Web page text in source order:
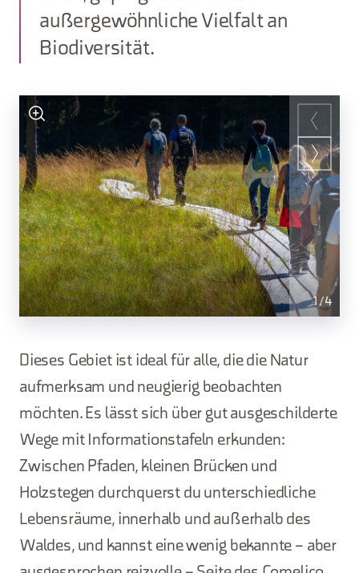
außergewöhnliche Vielfalt an
Biodiversität.
1 /4
Dieses Gebiet ist ideal für alle, die die Natur
aufmerksam und neugierig beobachten
möchten. Es lässt sich über gut ausgeschilderte
Wege mit Informationstafeln erkunden:
Zwischen Pfaden, kleinen Brücken und
Holzstegen durchquerst du unterschiedliche
Lebensräume, innerhalb und außerhalb des
Waldes, und kannst eine wenig bekannte – aber